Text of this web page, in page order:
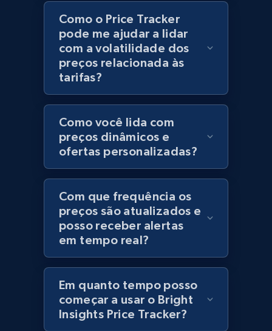
Zara - Products - discovery by category url
Category id, Product id, Product name, Price,
Currency, Colour code, Colour, Description, and
Best Buy products
URL, Product id, Title, Images, Final price,
Currency, Discount, Initial price, and more.
1.1K+ 149+ Comece agora
Best Buy products - Collect data on
products using specified keywords
URL, Product id, Title, Images, Final price,
Currency, Discount, Initial price, and more.
Como o Price Tracker
pode me ajudar a lidar
com a volatilidade dos
preços relacionada às
tarifas?
Como você lida com
preços dinâmicos e
ofertas personalizadas?
Com que frequência os
preços são atualizados e
posso receber alertas
em tempo real?
Em quanto tempo posso
começar a usar o Bright
Insights Price Tracker?